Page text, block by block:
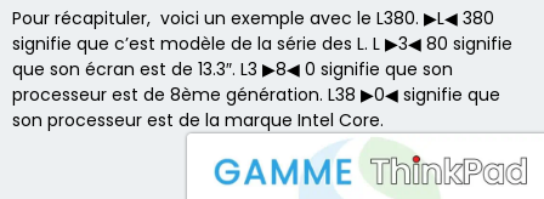
Pour récapituler, voici un exemple avec le L380. ▶L◀ 380
signifie que c’est modèle de la série des L. L ▶3◀ 80 signifie
que son écran est de 13.3″. L3 ▶8◀ 0 signifie que son
processeur est de 8ème génération. L38 ▶0◀ signifie que
son processeur est de la marque Intel Core.